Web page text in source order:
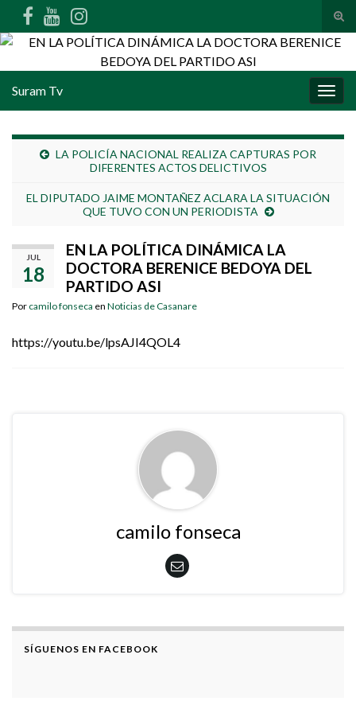
Search for:
Suram Tv
LA POLICÍA NACIONAL REALIZA CAPTURAS POR
DIFERENTES ACTOS DELICTIVOS
EL DIPUTADO JAIME MONTAÑEZ ACLARA LA SITUACIÓN
QUE TUVO CON UN PERIODISTA
JUL
18
EN LA POLÍTICA DINÁMICA LA
DOCTORA BERENICE BEDOYA DEL
PARTIDO ASI
Por camilo fonseca en Noticias de Casanare
https://youtu.be/lpsAJI4QOL4
camilo fonseca
SÍGUENOS EN FACEBOOK